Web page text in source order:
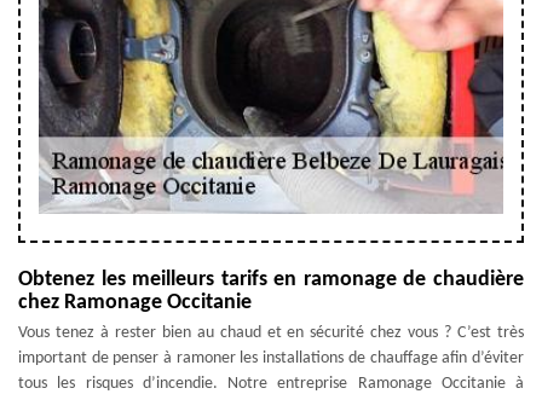
Obtenez les meilleurs tarifs en ramonage de chaudière
chez Ramonage Occitanie
Vous tenez à rester bien au chaud et en sécurité chez vous ? C’est très
important de penser à ramoner les installations de chauffage afin d’éviter
tous les risques d’incendie. Notre entreprise Ramonage Occitanie à